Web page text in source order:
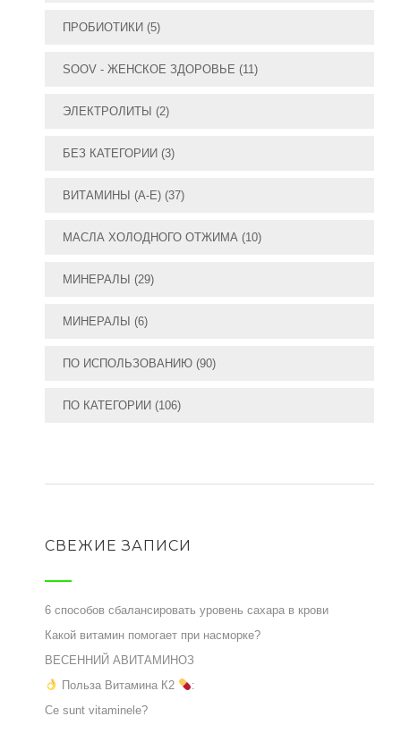
ПРОБИОТИКИ (5)
SOOV - ЖЕНСКОЕ ЗДОРОВЬЕ (11)
ЭЛЕКТРОЛИТЫ (2)
БЕЗ КАТЕГОРИИ (3)
ВИТАМИНЫ (А-E) (37)
МАСЛА ХОЛОДНОГО ОТЖИМА (10)
МИНЕРАЛЫ (29)
МИНЕРАЛЫ (6)
ПО ИСПОЛЬЗОВАНИЮ (90)
ПО КАТЕГОРИИ (106)
СВЕЖИЕ ЗАПИСИ
6 способов сбалансировать уровень сахара в крови
Какой витамин помогает при насморке?
ВЕСЕННИЙ АВИТАМИНОЗ
Польза Витамина К2
:
Ce sunt vitaminele?